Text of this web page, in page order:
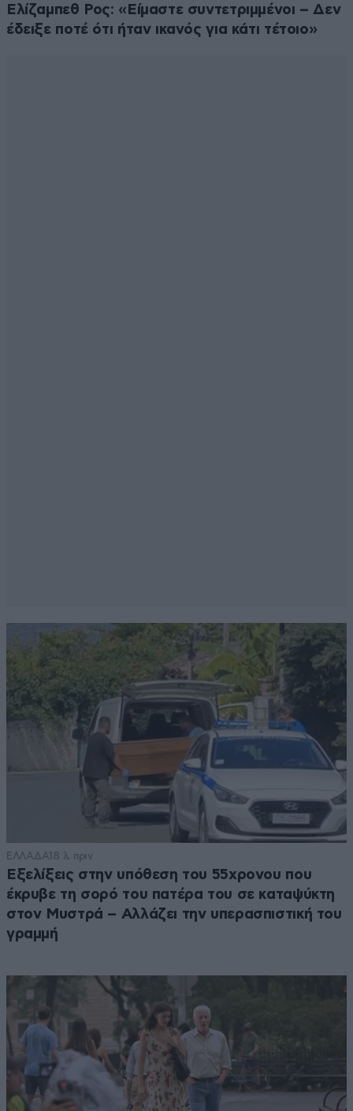
Ελίζαμπεθ Ρος: «Είμαστε συντετριμμένοι – Δεν
έδειξε ποτέ ότι ήταν ικανός για κάτι τέτοιο»
ΕΛΛΑΔΑ18 λ. πριν
Εξελίξεις στην υπόθεση του 55χρονου που
έκρυβε τη σορό του πατέρα του σε καταψύκτη
στον Μυστρά – Αλλάζει την υπερασπιστική του
γραμμή